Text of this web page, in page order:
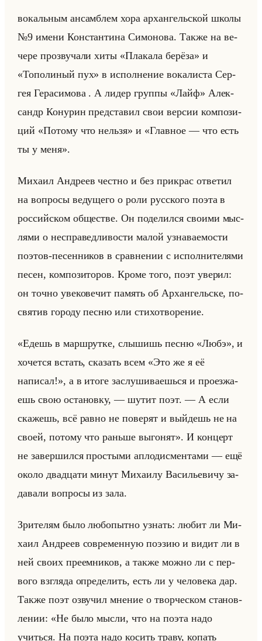
во­кальным ан­сам­блем хора ар­хан­гельской школы
№9 имени Кон­стан­ти­на Си­мо­но­ва. Также на ве­
че­ре про­зву­ча­ли хиты «Плакала берёза» и
«Тополиный пух» в ис­пол­не­ние во­ка­ли­ста Сер­
гея Ге­ра­си­мо­ва . А лидер груп­пы «Лайф» Алек­
сандр Ко­ну­рин пред­ста­вил свои вер­сии ком­по­зи­
ций «Потому что нельзя» и «Главное — что есть
ты у меня».
Ми­ха­ил Ан­дре­ев чест­но и без при­крас от­ве­тил
на во­про­сы ве­ду­ще­го о роли рус­ско­го поэта в
рос­сийском об­ще­стве. Он по­де­лил­ся сво­ими мыс­
ля­ми о неспра­вед­ли­во­сти малой узна­ва­емо­сти
по­этов-пе­сен­ни­ков в срав­не­нии с ис­пол­ни­те­ля­ми
песен, ком­по­зи­то­ров. Кроме того, поэт уве­рил:
он точно уве­ко­ве­чит па­мять об Ар­хан­гельске, по­
свя­тив го­ро­ду песню или сти­хо­тво­ре­ние.
«Едешь в маршрутке, слышишь песню «Любэ», и
хо­чет­ся встать, ска­зать всем «Это же я её
написал!», а в итоге за­слу­ши­ва­ешься и про­ез­жа­
ешь свою оста­нов­ку, — шутит поэт. — А если
ска­жешь, всё равно не по­ве­рят и выйдешь не на
своей, по­то­му что раньше вы­го­нят». И кон­церт
не за­вер­шил­ся про­сты­ми ап­ло­дис­мен­та­ми — ещё
около два­дца­ти минут Ми­ха­илу Ва­си­лье­ви­чу за­
да­ва­ли во­про­сы из зала.
Зри­те­лям было лю­бо­пыт­но узнать: любит ли Ми­
ха­ил Ан­дре­ев со­вре­мен­ную по­эзию и видит ли в
ней своих пре­ем­ни­ков, а также можно ли с пер­
во­го взгля­да опре­де­лить, есть ли у че­ло­ве­ка дар.
Также поэт озву­чил мне­ние о твор­че­ском ста­нов­
ле­нии: «Не было мысли, что на поэта надо
учиться. На поэта надо косить траву, копать